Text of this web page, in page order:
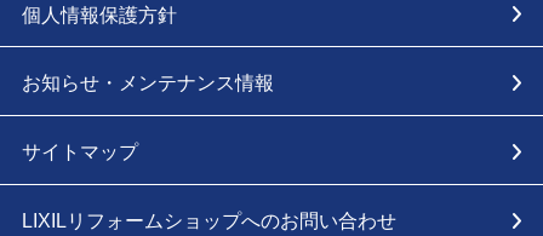
個人情報保護方針
お知らせ・メンテナンス情報
サイトマップ
LIXILリフォームショップへのお問い合わせ